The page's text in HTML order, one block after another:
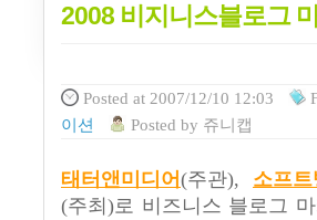
2008 비지니스블로그
Posted at 2007/12/10 12:03
이션
Posted by 쥬니캡
태터앤미디어 (주관), 소프트
(주최)로 비즈니스 블로그